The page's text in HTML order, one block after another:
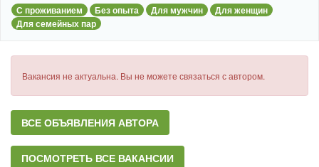
С проживанием Без опыта Для мужчин
Для женщин
Для семейных пар
Вакансия не актуальна. Вы не можете связаться с автором.
ВСЕ ОБЪЯВЛЕНИЯ АВТОРА
ПОСМОТРЕТЬ ВСЕ ВАКАНСИИ